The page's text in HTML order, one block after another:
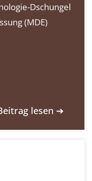
Dschungel
(MDE)
lesen ➔